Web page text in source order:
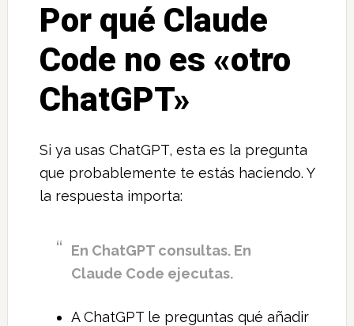
Por qué Claude
Code no es «otro
ChatGPT»
Si ya usas ChatGPT, esta es la pregunta
que probablemente te estás haciendo. Y
la respuesta importa:
En ChatGPT consultas. En
Claude Code ejecutas.
A ChatGPT le preguntas qué añadir